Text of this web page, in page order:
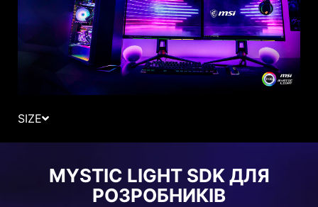
SIZE
MYSTIC LIGHT SDK ДЛЯ
РОЗРОБНИКІВ